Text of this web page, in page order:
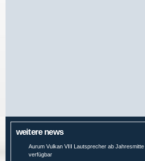
weitere news
Aurum Vulkan VIII Lautsprecher ab Jahresmitte
verfügbar